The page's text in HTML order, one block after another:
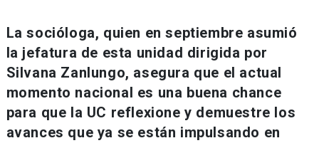
La socióloga, quien en septiembre asumió
la jefatura de esta unidad dirigida por
Silvana Zanlungo, asegura que el actual
momento nacional es una buena chance
para que la UC reflexione y demuestre los
avances que ya se están impulsando en